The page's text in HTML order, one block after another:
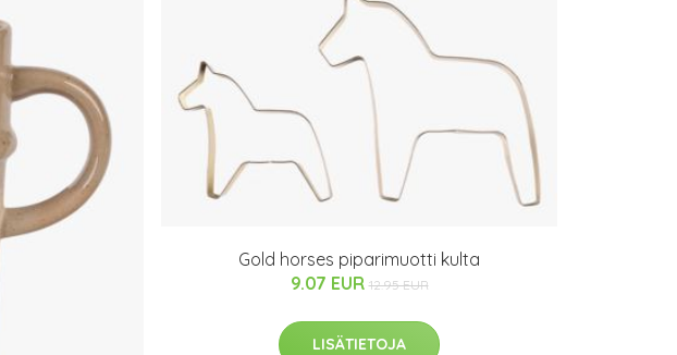
Gold horses piparimuotti kulta
9.07 EUR 12.95 EUR
LISÄTIETOJA